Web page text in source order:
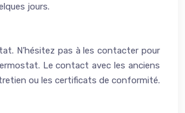
jours.
N’hésitez pas à les contacter pour
Le contact avec les anciens
ou les certificats de conformité.